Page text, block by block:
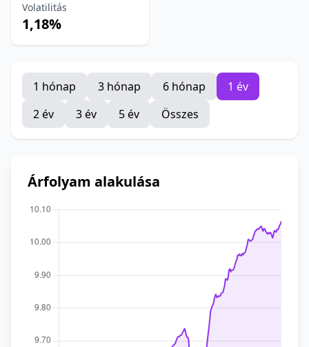
Volatilitás
1,18%
1 hónap 3 hónap 6 hónap
1 év
2 év
3 év 5 év Összes
Árfolyam alakulása